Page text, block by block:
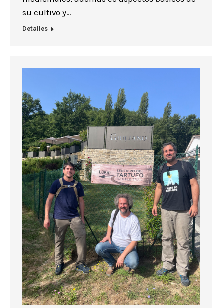
su cultivo y…
Detalles